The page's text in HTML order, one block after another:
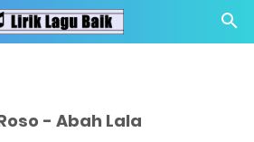
- Abah Lala